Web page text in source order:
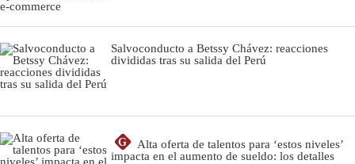
Salvoconducto a Betssy Chávez: reacciones
divididas tras su salida del Perú
G
Alta oferta de talentos para ‘estos niveles’
impacta en el aumento de sueldo: los detalles